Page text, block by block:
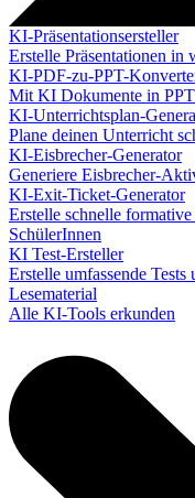
KI-Präsentationsersteller
Erstelle Präsentationen
KI-PDF-zu-PPT-
Mit KI Dokumente in
KI-Unterrichtsplan-
Plane deinen Unterricht
KI-Eisbrecher-Generator
Generiere Eisbrecher-
KI-Exit-Ticket-Generator
Erstelle schnelle
SchülerInnen
KI Test-Ersteller
Erstelle umfassende
Lesematerial
Alle KI-Tools erkunden